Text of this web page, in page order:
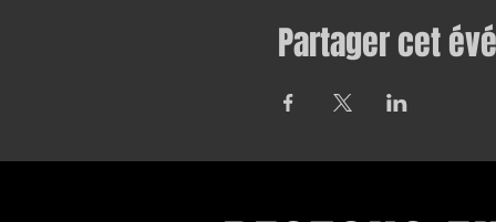
Partager cet